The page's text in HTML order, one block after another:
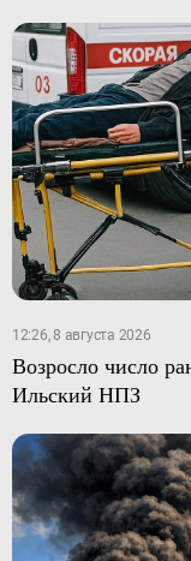
12:26, 8 августа 2026
Возросло число
Ильский НПЗ